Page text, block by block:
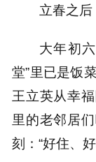
立春之后
大年初
堂”里已是饭
王立英从幸
里的老邻居
刻：“好住、